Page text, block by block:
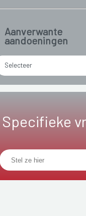
Aanverwante
aandoeningen
Selecteer
Specifieke